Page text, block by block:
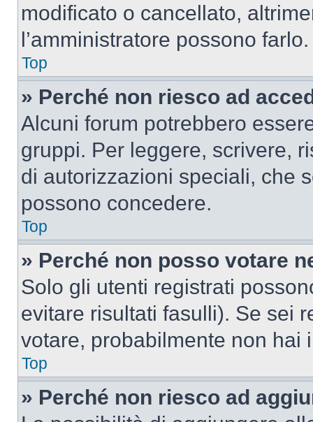
modificato o cancellato,
l’amministratore possono farlo.
Top
» Perché non riesco ad
Alcuni forum potrebbero
gruppi. Per leggere, scrivere,
di autorizzazioni speciali, che
possono concedere.
Top
» Perché non posso votare
Solo gli utenti registrati
evitare risultati fasulli). Se sei
votare, probabilmente non hai
Top
» Perché non riesco ad